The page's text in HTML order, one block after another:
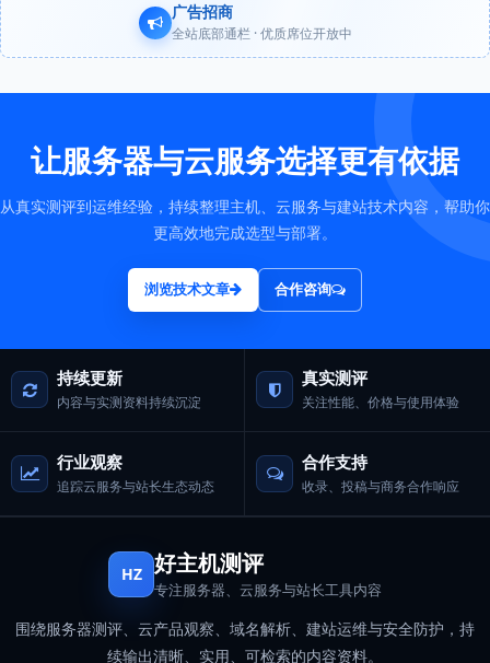
广告招商
全站底部通栏 · 优质席位开放中
让服务器与云服务选择更有依据
从真实测评到运维经验，持续整理主机、云服务与建站技术内容，帮助你
更高效地完成选型与部署。
浏览技术文章 合作咨询
持续更新
内容与实测资料持续沉淀
真实测评
关注性能、价格与使用体验
行业观察
追踪云服务与站长生态动态
合作支持
收录、投稿与商务合作响应
HZ 好主机测评
专注服务器、云服务与站长工具内容
围绕服务器测评、云产品观察、域名解析、建站运维与安全防护，持
续输出清晰、实用、可检索的内容资料。